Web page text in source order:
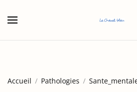
Accueil Pathologies